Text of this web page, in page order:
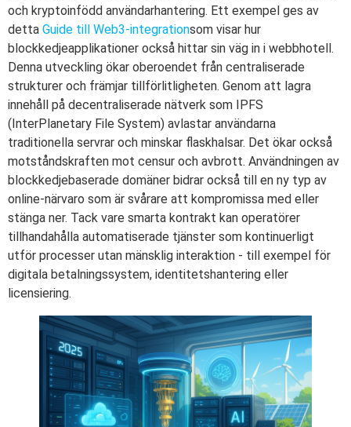
och kryptoinfödd användarhantering. Ett exempel ges av
detta Guide till Web3-integrationsom visar hur
blockkedjeapplikationer också hittar sin väg in i webbhotell.
Denna utveckling ökar oberoendet från centraliserade
strukturer och främjar tillförlitligheten. Genom att lagra
innehåll på decentraliserade nätverk som IPFS
(InterPlanetary File System) avlastar användarna
traditionella servrar och minskar flaskhalsar. Det ökar också
motståndskraften mot censur och avbrott. Användningen av
blockkedjebaserade domäner bidrar också till en ny typ av
online-närvaro som är svårare att kompromissa med eller
stänga ner. Tack vare smarta kontrakt kan operatörer
tillhandahålla automatiserade tjänster som kontinuerligt
utför processer utan mänsklig interaktion - till exempel för
digitala betalningssystem, identitetshantering eller
licensiering.